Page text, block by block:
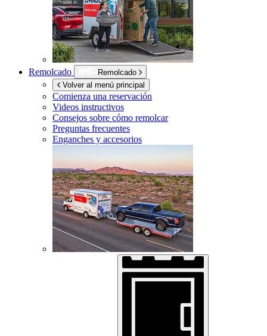
Remolcado
Remolcado
Volver al menú principal
Comienza una reservación
Videos instructivos
Consejos sobre cómo remolcar
Preguntas frecuentes
Enganches y accesorios